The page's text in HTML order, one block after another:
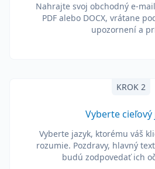
Nahrajte svoj obchodný e-
PDF alebo DOCX, vrátane
upozornení a
KROK 2
Vyberte cieľový
Vyberte jazyk, ktorému váš
rozumie. Pozdravy, hlavný
budú zodpovedať ich